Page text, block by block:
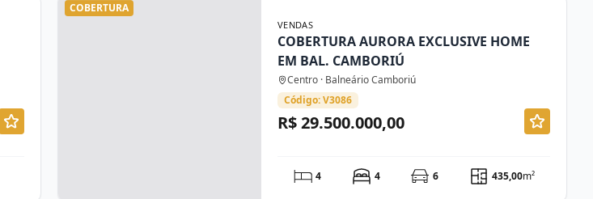
COBERTURA
VENDAS
COBERTURA AURORA EXCLUSIVE HOME
EM BAL. CAMBORIÚ
Centro · Balneário Camboriú
Código: V3086
R$ 29.500.000,00
4 4 6 435,00m²